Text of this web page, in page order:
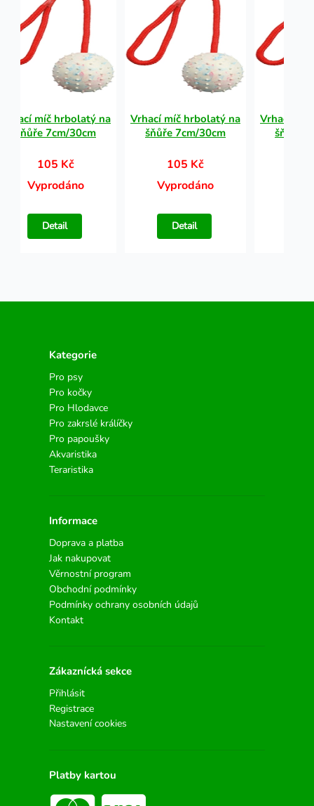
Vrhací míč hrbolatý na
šňůře 7cm/30cm
105 Kč
Vyprodáno
Detail
Vrhací míč hrbolatý na
šňůře 7cm/30cm
105 Kč
Vyprodáno
Detail
Vrhací
šňůře
Kategorie
Pro psy
Pro kočky
Pro Hlodavce
Pro zakrslé králíčky
Pro papoušky
Akvaristika
Teraristika
Informace
Doprava a platba
Jak nakupovat
Věrnostní program
Obchodní podmínky
Podmínky ochrany osobních údajů
Kontakt
Zákaznícká sekce
Přihlásit
Registrace
Nastavení cookies
Platby kartou